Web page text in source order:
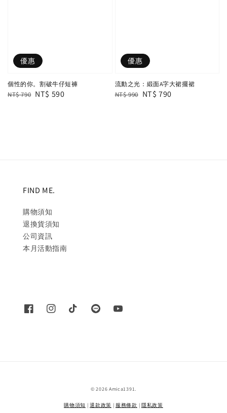
優惠
個性的你。割破牛仔短褲
Regular
NT$ 790 Sale
NT$ 590
優惠
流動之光：緞面A字大裙擺裙
Regular
NT$ 990 Sale
NT$ 790
FIND ME.
購物須知
退換貨須知
公司資訊
本月活動指南
© 2026 Amica1391.
購物須知 |退款政策 | 服務條款 | 隱私政策